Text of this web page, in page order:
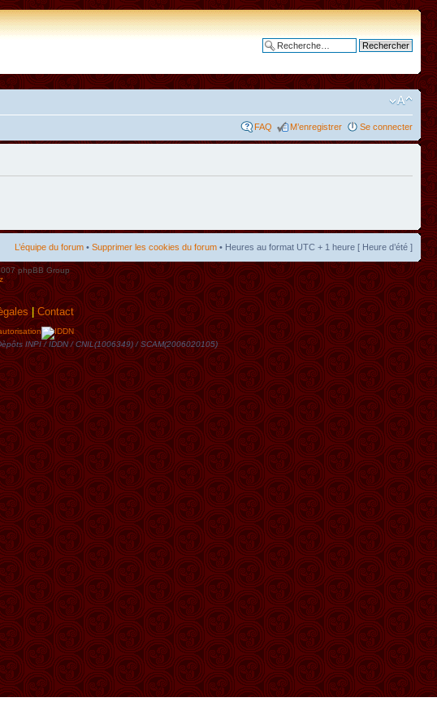
FAQ M’enregistrer Se connecter
L’équipe du forum • Supprimer les cookies du forum • Heures au format UTC + 1 heure [ Heure d’été ]
phpBB Group
|Contact
INPI / IDDN / CNIL(1006349) / SCAM(2006020105)